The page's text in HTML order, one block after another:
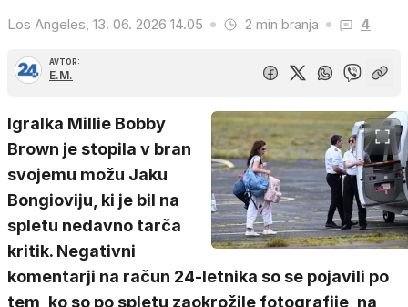
Los Angeles, 13. 06. 2026 14.05 2 min branja 4
AVTOR:
E.M.
Igralka Millie Bobby
Brown je stopila v bran
svojemu možu Jaku
Bongioviju, ki je bil na
spletu nedavno tarča
kritik. Negativni
komentarji na račun 24-letnika so se pojavili po
tem, ko so po spletu zaokrožile fotografije, na